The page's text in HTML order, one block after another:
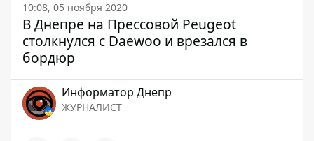
10:08, 05 ноября 2020
В Днепре на Прессовой Peugeot
столкнулся с Daewoo и врезался в
бордюр
Информатор Днепр
ЖУРНАЛИСТ